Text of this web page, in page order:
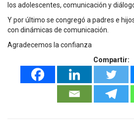
los adolescentes, comunicación y
Y por último se congregó a padres e
con dinámicas de comunicación.
Agradecemos la confianza
Compartir: